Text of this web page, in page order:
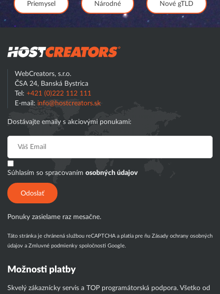
Priemysel Národné Nové gTLD
WebCreators, s.r.o.
ČSA 24, Banská Bystrica
Tel: +421 (0)222 112 111
E-mail: info@hostcreators.sk
Dostávajte emaily s akciovými ponukami:
Súhlasím so spracovaním osobných údajov
Odoslať
Ponuky zasielame raz mesačne.
Táto stránka je chránená službou reCAPTCHA a platia pre ňu Zásady ochrany osobných
údajov a Zmluvné podmienky spoločnosti Google.
Možnosti platby
Skvelý zákaznícky servis a TOP programátorská podpora. Všetko od